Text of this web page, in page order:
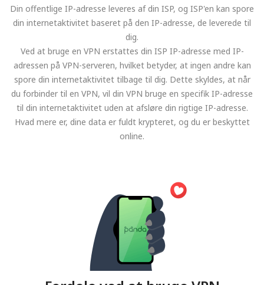
Din offentlige IP-adresse leveres af din ISP, og ISP'en kan spore
din internetaktivitet baseret på den IP-adresse, de leverede til
dig.
Ved at bruge en VPN erstattes din ISP IP-adresse med IP-
adressen på VPN-serveren, hvilket betyder, at ingen andre kan
spore din internetaktivitet tilbage til dig. Dette skyldes, at når
du forbinder til en VPN, vil din VPN bruge en specifik IP-adresse
til din internetaktivitet uden at afsløre din rigtige IP-adresse.
Hvad mere er, dine data er fuldt krypteret, og du er beskyttet
online.